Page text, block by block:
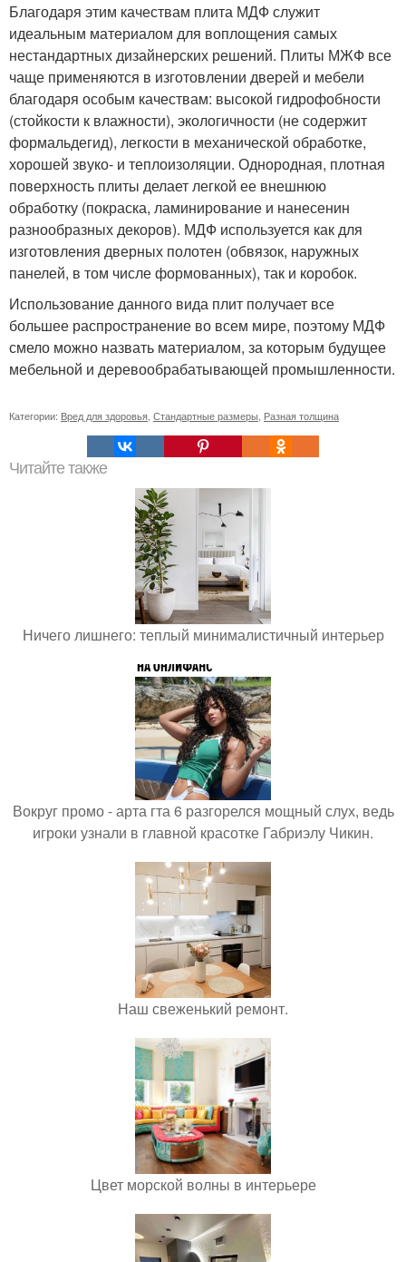
Благодаря этим качествам плита МДФ служит
идеальным материалом для воплощения самых
нестандартных дизайнерских решений. Плиты МЖФ все
чаще применяются в изготовлении дверей и мебели
благодаря особым качествам: высокой гидрофобности
(стойкости к влажности), экологичности (не содержит
формальдегид), легкости в механической обработке,
хорошей звуко- и теплоизоляции. Однородная, плотная
поверхность плиты делает легкой ее внешнюю
обработку (покраска, ламинирование и нанесенин
разнообразных декоров). МДФ используется как для
изготовления дверных полотен (обвязок, наружных
панелей, в том числе формованных), так и коробок.
Использование данного вида плит получает все
большее распространение во всем мире, поэтому МДФ
смело можно назвать материалом, за которым будущее
мебельной и деревообрабатывающей промышленности.
Категории: Вред для здоровья, Стандартные размеры, Разная толщина
Читайте также
Ничего лишнего: теплый минималистичный интерьер
Вокруг промо - арта гта 6 разгорелся мощный слух, ведь
игроки узнали в главной красотке Габриэлу Чикин.
Наш свеженький ремонт.
Цвет морской волны в интерьере